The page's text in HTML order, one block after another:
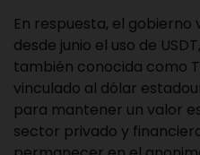
En respuesta, el
desde junio el uso de
también conocida como
vinculado al dólar
para mantener un valor
sector privado y